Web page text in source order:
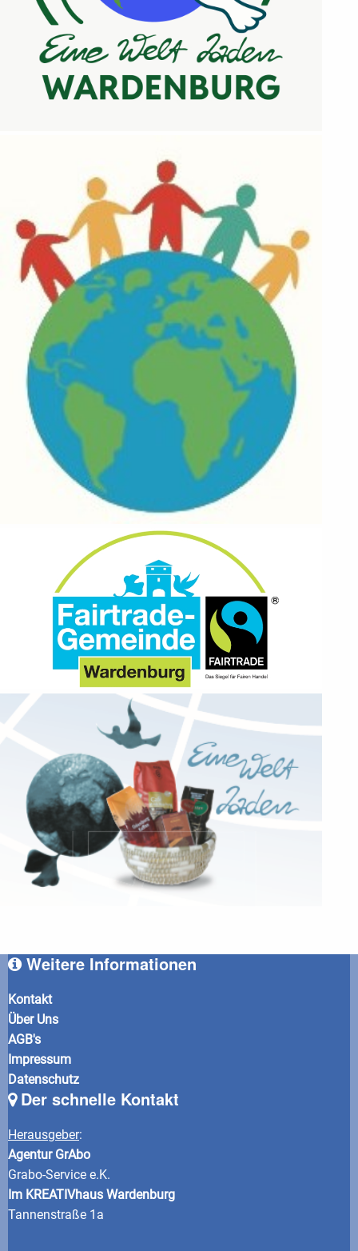
Weitere Informationen
Kontakt
Über Uns
AGB's
Impressum
Datenschutz
Der schnelle Kontakt
Herausgeber:
Agentur GrAbo
Grabo-Service e.K.
Im KREATIVhaus Wardenburg
Tannenstraße 1a